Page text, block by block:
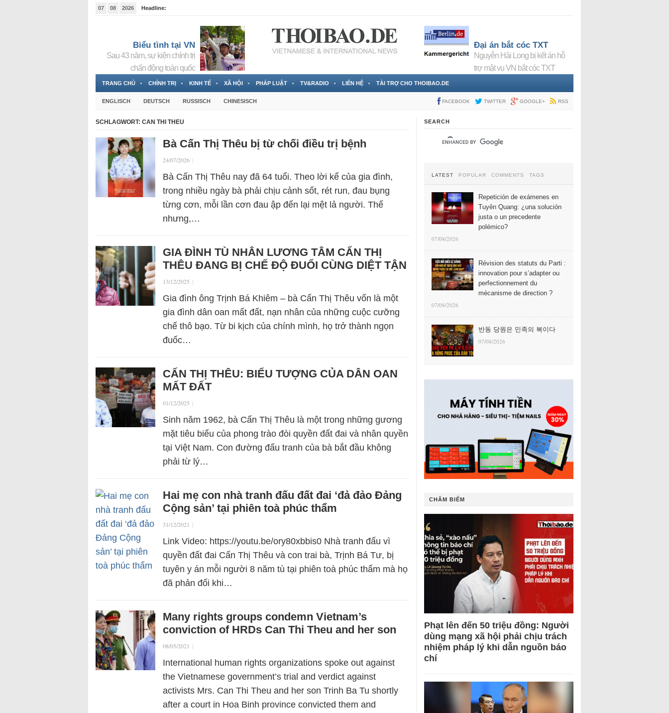
07 08 2026
Headline:
Biểu tình tại VN
Sau 43 năm, sự kiện chính trị
chấn động toàn quốc
Đại án bắt cóc TXT
Nguyễn Hải Long bị kết án hỗ
trợ mật vụ VN bắt cóc TXT
TRANG CHỦ CHÍNH TRỊ KINH TẾ XÃ HỘI PHÁP LUẬT TV&RADIO LIÊN HỆ TÀI TRỢ CHO THOIBAO.DE
ENGLISCH DEUTSCH RUSSISCH CHINESISCH FACEBOOK TWITTER GOOGLE+ RSS
SCHLAGWORT: CAN THI THEU
Bà Cấn Thị Thêu bị từ chối điều trị bệnh
24/07/2026 |
Bà Cấn Thị Thêu nay đã 64 tuổi. Theo lời kể của gia đình,
trong nhiều ngày bà phải chịu cảnh sốt, rét run, đau bụng
từng cơn, mỗi lần cơn đau ập đến lại mệt lả người. Thế
nhưng,…
GIA ĐÌNH TÙ NHÂN LƯƠNG TÂM CẤN THỊ
THÊU ĐANG BỊ CHẾ ĐỘ ĐUỔI CÙNG DIỆT TẬN
13/12/2025 |
Gia đình ông Trịnh Bá Khiêm – bà Cấn Thị Thêu vốn là một
gia đình dân oan mất đất, nạn nhân của những cuộc cưỡng
chế thô bạo. Từ bi kịch của chính mình, họ trở thành ngọn
đuốc…
CẤN THỊ THÊU: BIỂU TƯỢNG CỦA DÂN OAN
MẤT ĐẤT
01/12/2025 |
Sinh năm 1962, bà Cấn Thị Thêu là một trong những gương
mặt tiêu biểu của phong trào đòi quyền đất đai và nhân quyền
tại Việt Nam. Con đường đấu tranh của bà bắt đầu không
phải từ lý…
Hai mẹ con nhà tranh đấu đất đai ‘đả đảo Đảng
Cộng sản’ tại phiên toà phúc thẩm
31/12/2021 |
Link Video: https://youtu.be/ory80xbbis0 Nhà tranh đấu vì
quyền đất đai Cấn Thị Thêu và con trai bà, Trịnh Bá Tư, bị
tuyên y án mỗi người 8 năm tù tại phiên toà phúc thẩm mà họ
đã phản đối khi…
Many rights groups condemn Vietnam’s
conviction of HRDs Can Thi Theu and her son
08/05/2021 |
International human rights organizations spoke out against
the Vietnamese government’s trial and verdict against
activists Mrs. Can Thi Theu and her son Trinh Ba Tu shortly
after a court in Hoa Binh province convicted them and
SEARCH
LATEST POPULAR COMMENTS TAGS
Repetición de exámenes en
Tuyên Quang: ¿una solución
justa o un precedente
polémico?
07/08/2026
Révision des statuts du Parti :
innovation pour s’adapter ou
perfectionnement du
mécanisme de direction ?
07/08/2026
반동 당원은 민족의 복이다
07/08/2026
CHÂM BIẾM
Phạt lên đến 50 triệu đồng: Người
dùng mạng xã hội phải chịu trách
nhiệm pháp lý khi dẫn nguồn báo
chí